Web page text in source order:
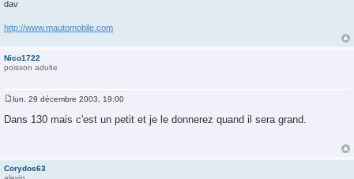
dav
http://www.mautomobile.com
Nico1722
poisson adulte
e
s
lun. 29 décembre 2003, 19:00
Dans 130 mais c'est un petit et je le donnerez quand il sera grand.
Corydos63